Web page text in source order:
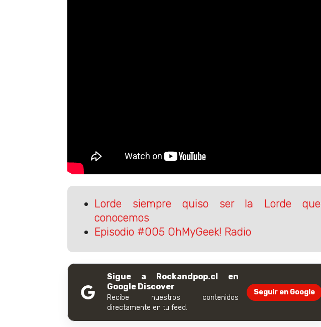
Lorde siempre quiso ser la Lorde que
conocemos
Episodio #005 OhMyGeek! Radio
Sigue a Rockandpop.cl en
Google Discover
Recibe nuestros contenidos
directamente en tu feed.
Seguir en Google